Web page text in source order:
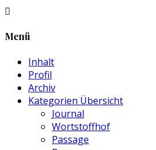
Menü
Inhalt
Profil
Archiv
Kategorien Übersicht
Journal
Wortstoffhof
Passage